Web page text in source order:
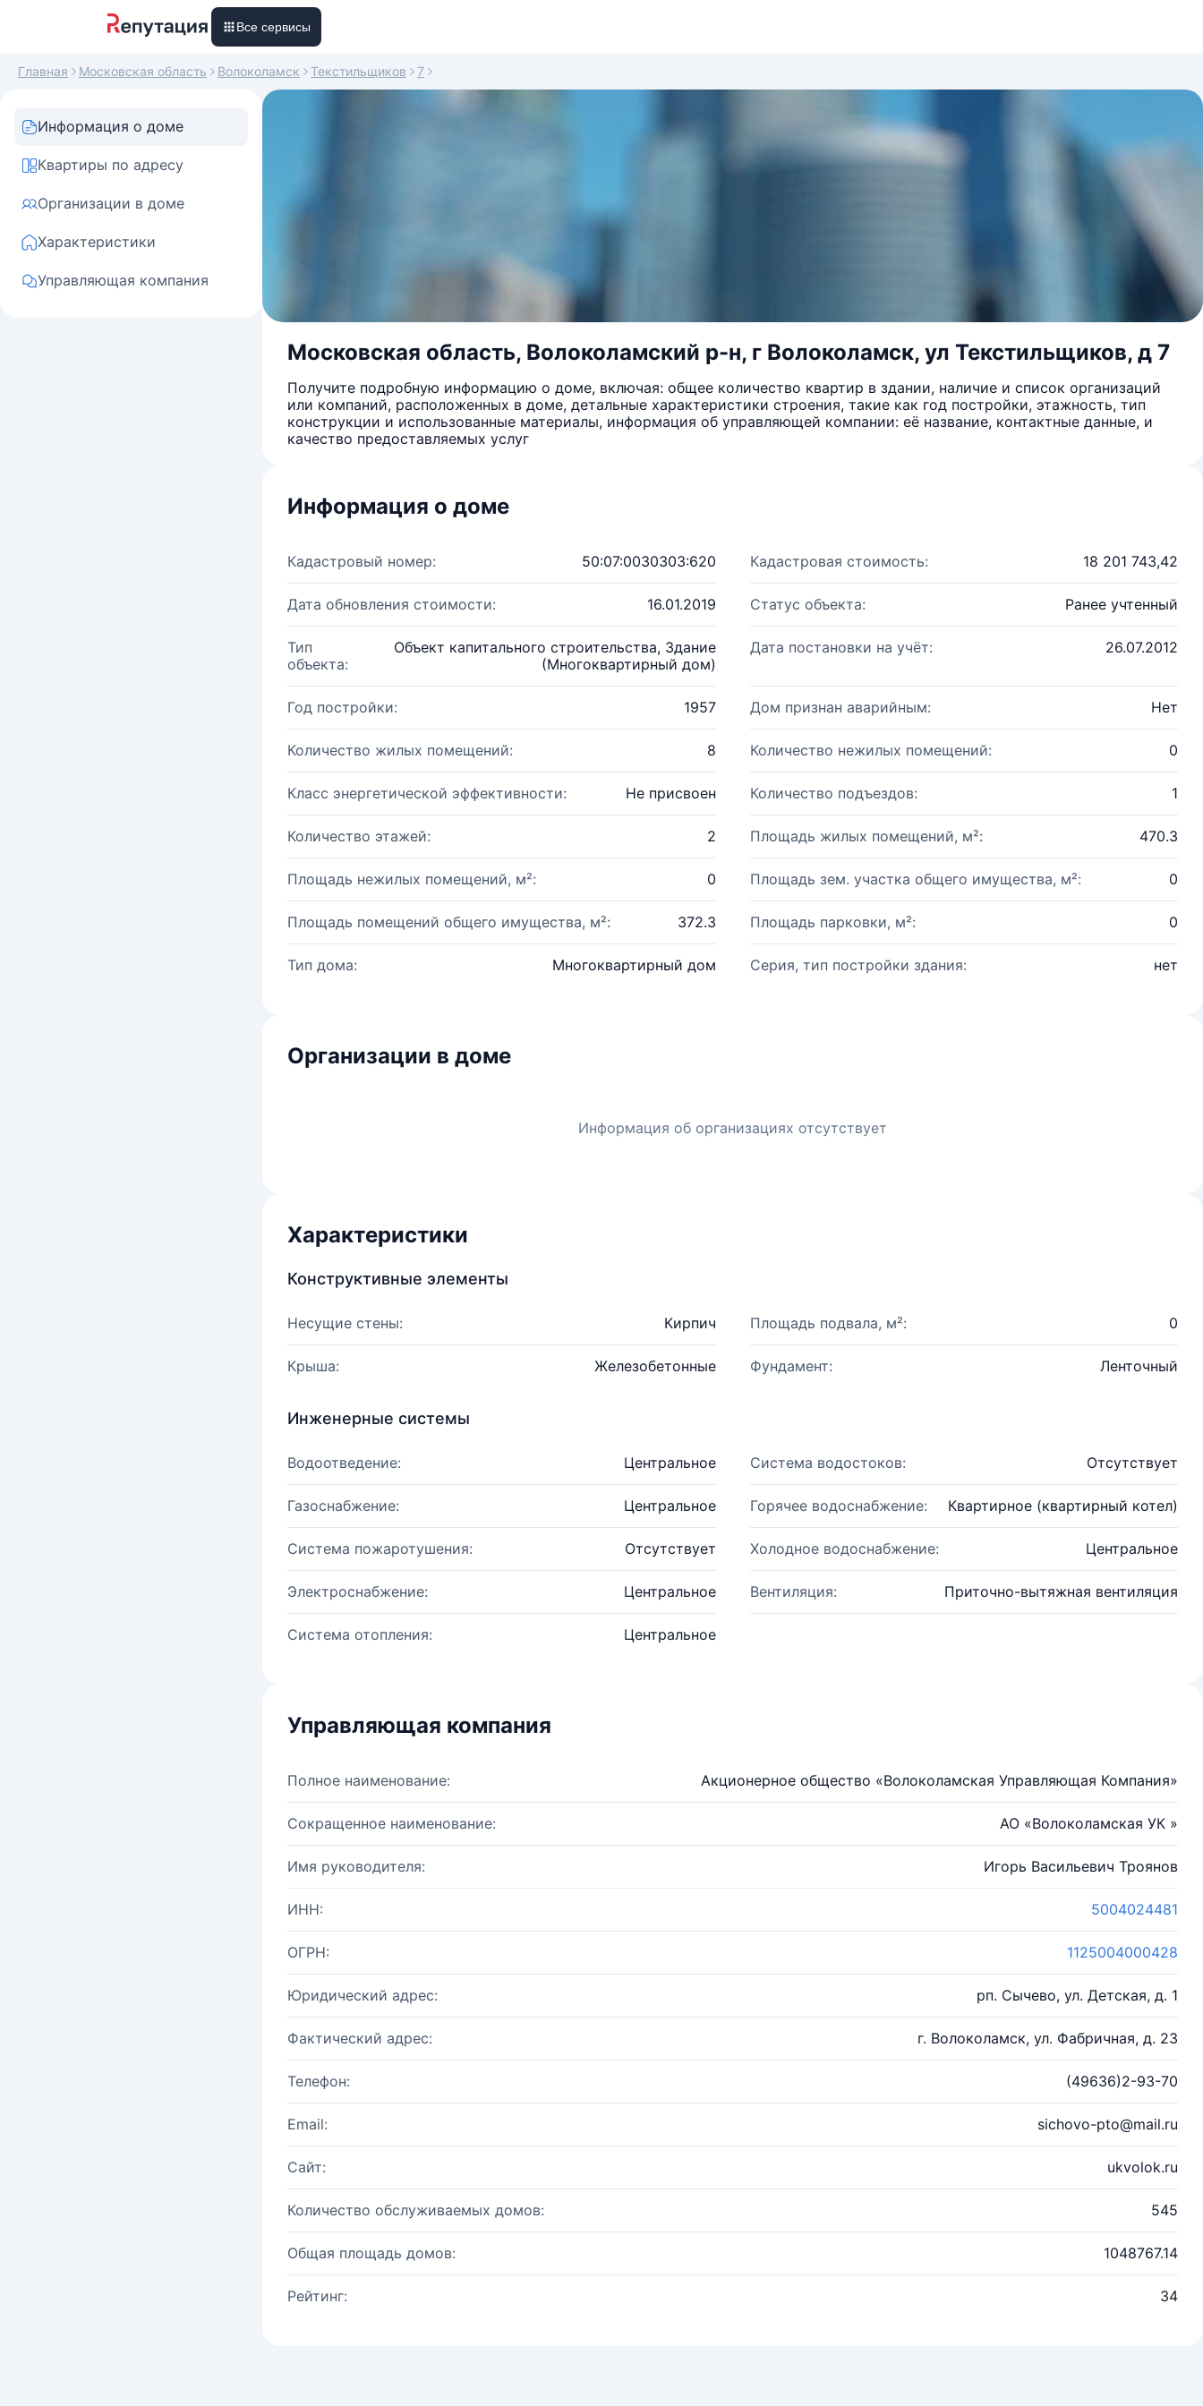
Все сервисы
Главная Московская область Волоколамск Текстильщиков 7
Информация о доме
Квартиры по адресу
Организации в доме
Характеристики
Управляющая компания
Московская область, Волоколамский р-н, г Волоколамск, ул Текстильщиков, д 7
Получите подробную информацию о доме, включая: общее количество квартир в здании, наличие и список организаций
или компаний, расположенных в доме, детальные характеристики строения, такие как год постройки, этажность, тип
конструкции и использованные материалы, информация об управляющей компании: её название, контактные данные, и
качество предоставляемых услуг
Информация о доме
Кадастровый номер: 50:07:0030303:620 Кадастровая стоимость: 18 201 743,42
Дата обновления стоимости: 16.01.2019 Статус объекта: Ранее учтенный
Тип
объекта:
Объект капитального строительства, Здание
(Многоквартирный дом)
Дата постановки на учёт: 26.07.2012
Год постройки: 1957 Дом признан аварийным: Нет
Количество жилых помещений: 8 Количество нежилых помещений: 0
Класс энергетической эффективности: Не присвоен Количество подъездов: 1
Количество этажей: 2 Площадь жилых помещений, м²: 470.3
Площадь нежилых помещений, м²: 0 Площадь зем. участка общего имущества, м²: 0
Площадь помещений общего имущества, м²: 372.3 Площадь парковки, м²: 0
Тип дома: Многоквартирный дом Серия, тип постройки здания: нет
Организации в доме
Информация об организациях отсутствует
Характеристики
Конструктивные элементы
Несущие стены: Кирпич Площадь подвала, м²: 0
Крыша: Железобетонные Фундамент: Ленточный
Инженерные системы
Водоотведение: Центральное Система водостоков: Отсутствует
Газоснабжение: Центральное Горячее водоснабжение: Квартирное (квартирный котел)
Система пожаротушения: Отсутствует Холодное водоснабжение: Центральное
Электроснабжение: Центральное Вентиляция: Приточно-вытяжная вентиляция
Система отопления: Центральное
Управляющая компания
Полное наименование: Акционерное общество «Волоколамская Управляющая Компания»
Сокращенное наименование: АО «Волоколамская УК »
Имя руководителя: Игорь Васильевич Троянов
ИНН: 5004024481
ОГРН: 1125004000428
Юридический адрес: рп. Сычево, ул. Детская, д. 1
Фактический адрес: г. Волоколамск, ул. Фабричная, д. 23
Телефон: (49636)2-93-70
Email: sichovo-pto@mail.ru
Сайт: ukvolok.ru
Количество обслуживаемых домов: 545
Общая площадь домов: 1048767.14
Рейтинг: 34